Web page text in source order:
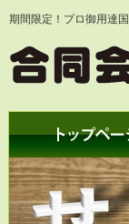
期間限定！プロ御用達